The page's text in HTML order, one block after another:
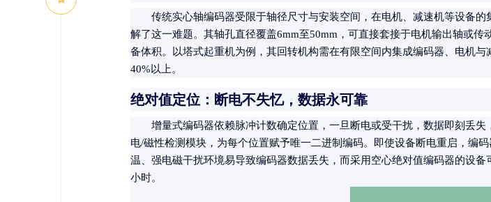
传统实心轴编码器受限于轴径尺寸与安装空间，在电机、减速机等设备
解了这一难题。其轴孔直径覆盖6mm至50mm，可直接套接于电机输出轴或
备体积。以塔式起重机为例，其回转机构需在有限空间内集成编码器、电机
40%以上。
绝对值定位：断电不失忆，数据永可靠
增量式编码器依赖脉冲计数确定位置，一旦断电或受干扰，数据即刻丢
电/磁性检测模块，为每个位置赋予唯一二进制编码。即使设备断电重启，编
温、强电磁干扰环境易导致编码器数据丢失，而采用空心绝对值编码器的设
小时。